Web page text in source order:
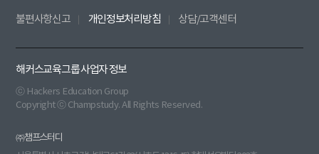
불편사항신고 개인정보처리방침 상담/고객센터
해커스교육그룹 사업자 정보
ⓒ Hackers Education Group
Copyright ⓒ Champstudy. All Rights Reserved.
㈜챔프스터디